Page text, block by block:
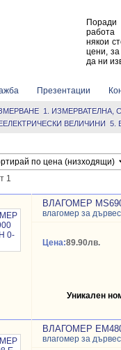
Презентации
Поради
работа
някои
цени,
да ни
1. ИЗМЕРВАТЕЛНА,
ВЕЛИЧИНИ 5.
1
ВЛАГОМЕР
влагомер за
Цена:89.90лв.
Уникален
ВЛАГОМЕР
влагомер за